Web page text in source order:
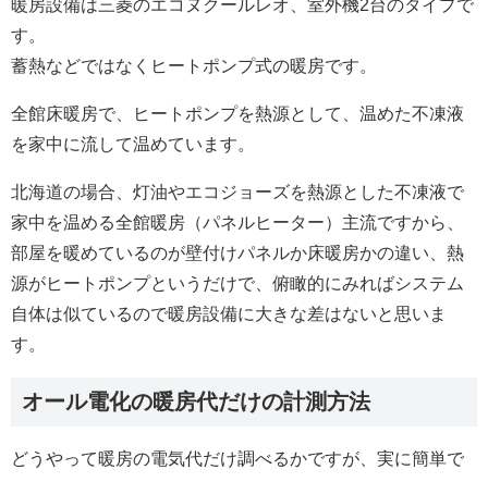
暖房設備は三菱のエコヌクールレオ、室外機2台のタイプで
す。
蓄熱などではなくヒートポンプ式の暖房です。
全館床暖房で、ヒートポンプを熱源として、温めた不凍液
を家中に流して温めています。
北海道の場合、灯油やエコジョーズを熱源とした不凍液で
家中を温める全館暖房（パネルヒーター）主流ですから、
部屋を暖めているのが壁付けパネルか床暖房かの違い、熱
源がヒートポンプというだけで、俯瞰的にみればシステム
自体は似ているので暖房設備に大きな差はないと思いま
す。
オール電化の暖房代だけの計測方法
どうやって暖房の電気代だけ調べるかですが、実に簡単で